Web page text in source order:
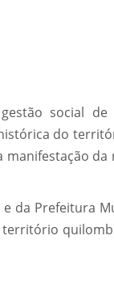
social de
do
da
da Prefeitura